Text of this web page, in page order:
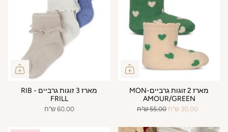
מארז 2 זוגות גרביים-MON
AMOUR/GREEN
30.00 ש"ח 55.00 ש"ח
מארז 3 זוגות גרביים - RIB
FRILL
60.00 ש"ח